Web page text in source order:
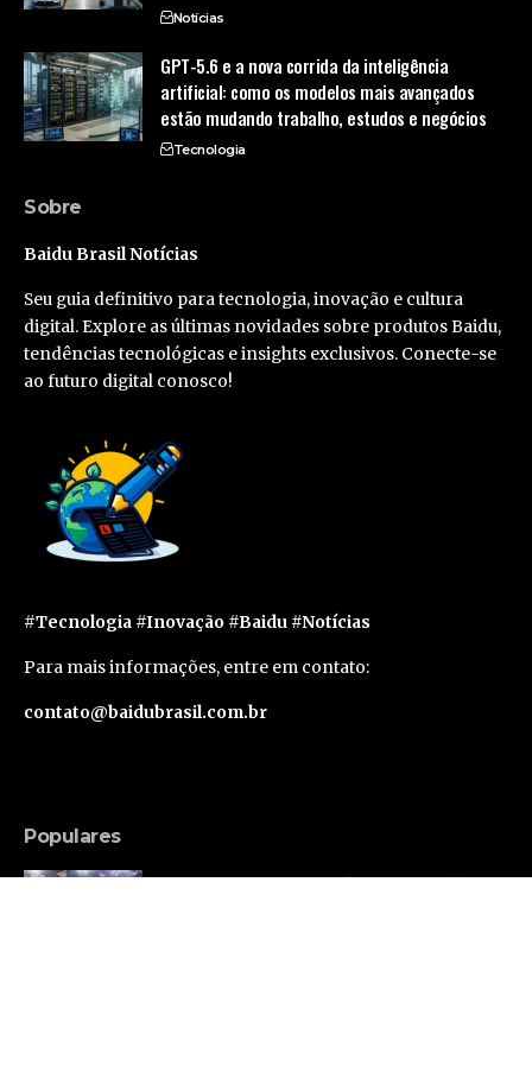
Notícias
GPT-5.6 e a nova corrida da inteligência
artificial: como os modelos mais avançados
estão mudando trabalho, estudos e negócios
Tecnologia
Sobre
Baidu Brasil Notícias
Seu guia definitivo para tecnologia, inovação e cultura
digital. Explore as últimas novidades sobre produtos Baidu,
tendências tecnológicas e insights exclusivos. Conecte-se
ao futuro digital conosco!
#Tecnologia #Inovação #Baidu #Notícias
Para mais informações, entre em contato:
contato@baidubrasil.com.br
Populares
Russell Brand Consegue Liberdade Sob Fiança